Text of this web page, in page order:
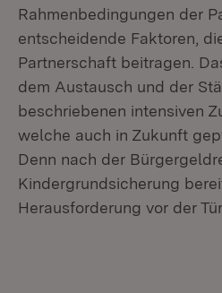
Rahmenbedingungen der
entscheidende Faktoren,
Partnerschaft beitragen.
dem Austausch und der
beschriebenen intensiven
welche auch in Zukunft
Denn nach der
Kindergrundsicherung
Herausforderung vor der